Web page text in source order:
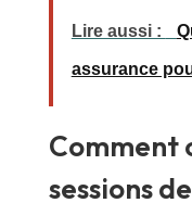
Lire aussi :
assurance
Comment
sessions